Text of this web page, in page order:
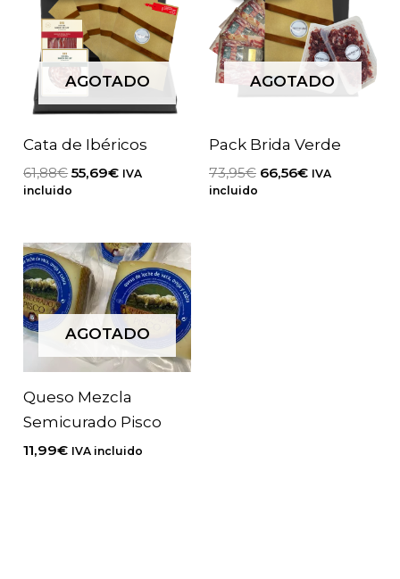
AGOTADO
Cata de Ibéricos
61,88€ El
precio
61,88€.
55,69€El
55,69€.
IVA
incluido
AGOTADO
Pack Brida Verde
73,95€ El
66,56€ElIVA
incluido
AGOTADO
Queso Mezcla
Semicurado Pisco
11,99€ IVA incluido